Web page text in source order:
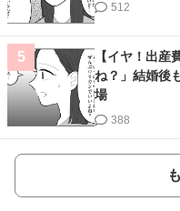
512
5
【イヤ！出産
ね？」結婚後
場
388